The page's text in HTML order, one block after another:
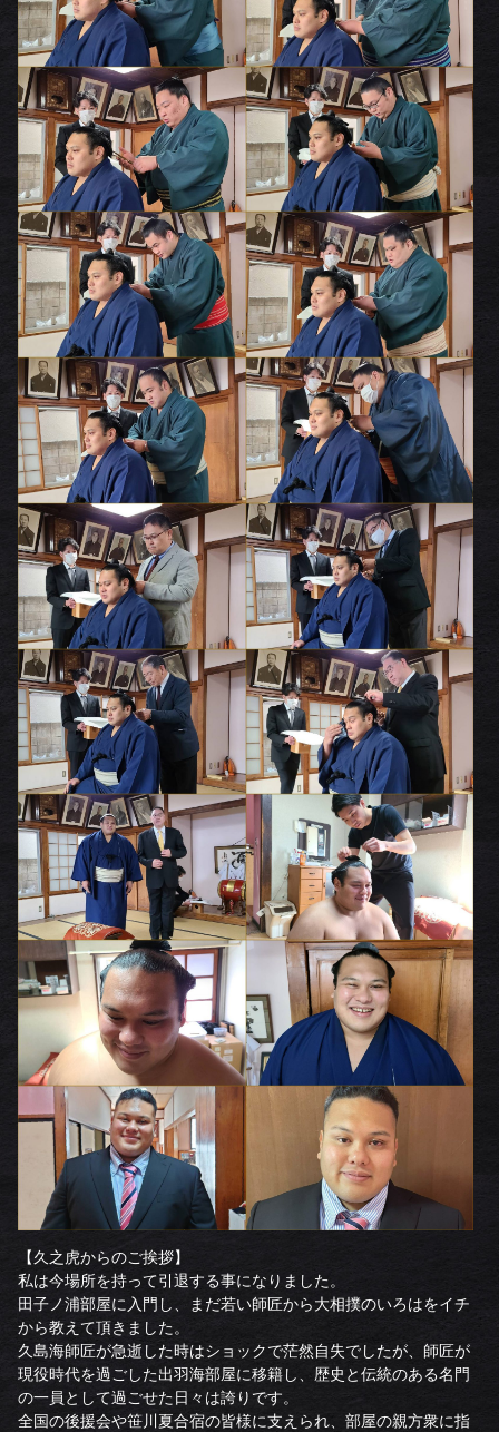
【久之虎からのご挨拶】
私は今場所を持って引退する事になりました。
田子ノ浦部屋に入門し、まだ若い師匠から大相撲のいろはをイチ
から教えて頂きました。
久島海師匠が急逝した時はショックで茫然自失でしたが、師匠が
現役時代を過ごした出羽海部屋に移籍し、歴史と伝統のある名門
の一員として過ごせた日々は誇りです。
全国の後援会や笹川夏合宿の皆様に支えられ、部屋の親方衆に指